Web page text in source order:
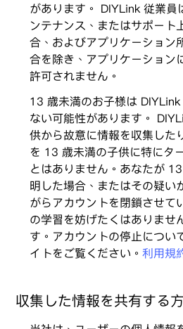
があります。 DIYLink 従業員
ンテナンス、またはサポート
合、およびアプリケーション
合を除き、アプリケーション
許可されません。
13 歳未満のお子様は
ない可能性があります。
供から故意に情報を収集した
を 13 歳未満の子供に特にタ
とはありません。あなたが
明した場合、またはその疑い
がらアカウントを閉鎖させて
の学習を妨げたくはありませ
す。アカウントの停止につい
イトをご覧ください。利用規
収集した情報を共有する